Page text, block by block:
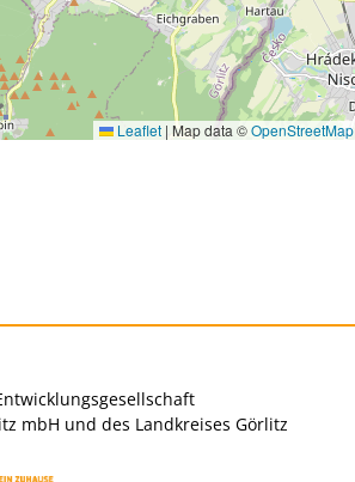
Leaflet | Map data ©OpenStreetMap
mbH und des Landkreises Görlitz